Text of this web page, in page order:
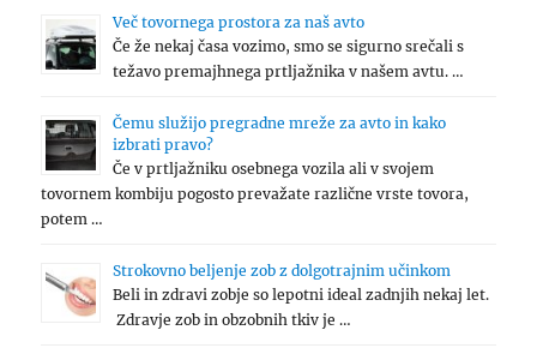
Več tovornega prostora za naš avto
Če že nekaj časa vozimo, smo se sigurno srečali s
težavo premajhnega prtljažnika v našem avtu. …
Čemu služijo pregradne mreže za avto in kako
izbrati pravo?
Če v prtljažniku osebnega vozila ali v svojem
tovornem kombiju pogosto prevažate različne vrste tovora,
potem …
Strokovno beljenje zob z dolgotrajnim učinkom
Beli in zdravi zobje so lepotni ideal zadnjih nekaj let.
Zdravje zob in obzobnih tkiv je …